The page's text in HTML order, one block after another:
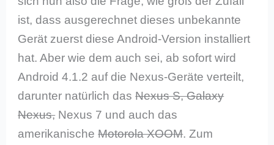
ist, dass ausgerechnet dieses unbekannte
Gerät zuerst diese Android-Version installiert
hat. Aber wie dem auch sei, ab sofort wird
Android 4.1.2 auf die Nexus-Geräte verteilt,
darunter natürlich dasNexus S, Galaxy
Nexus,Nexus 7 und auch das
amerikanischeMotorola XOOM. Zum